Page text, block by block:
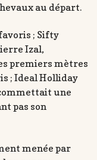
au départ.
; Sifty
Izal,
premiers mètres
; Ideal Holliday
une
pas son
menée par